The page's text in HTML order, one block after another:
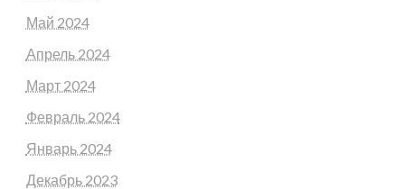
Май 2024
Апрель 2024
Март 2024
Февраль 2024
Январь 2024
Декабрь 2023